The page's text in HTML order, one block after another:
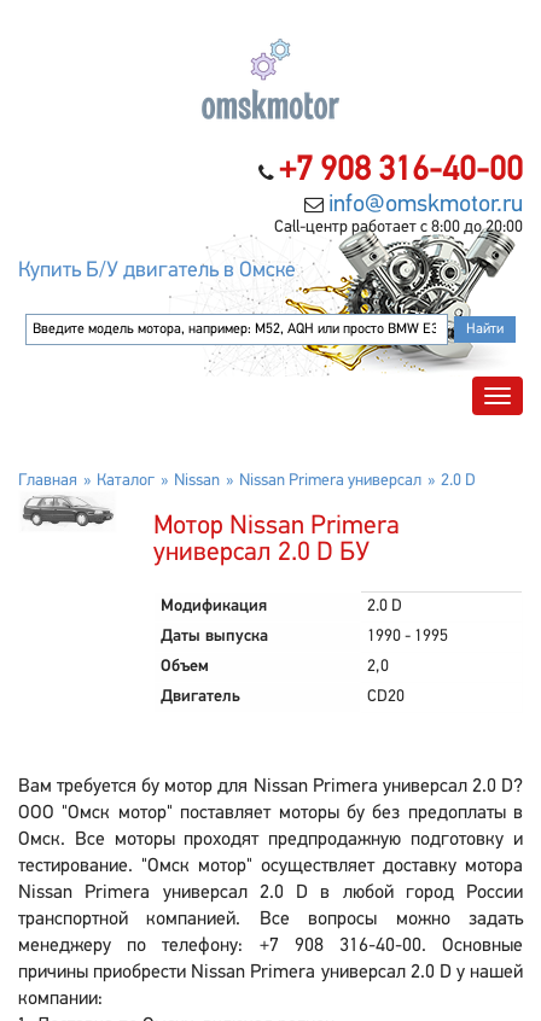
+7 908 316-40-00
info@omskmotor.ru
Call-центр работает с 8:00 до 20:00
Купить Б/У двигатель в Омске
Главная Каталог Nissan Nissan Primera универсал 2.0 D
Мотор Nissan Primera
универсал 2.0 D БУ
Модификация
2.0 D
Даты выпуска
1990 - 1995
Объем
2,0
Двигатель
CD20
Вам требуется бу мотор для Nissan Primera универсал 2.0 D?
ООО "Омск мотор" поставляет моторы бу без предоплаты в
Омск. Все моторы проходят предпродажную подготовку и
тестирование. "Омск мотор" осуществляет доставку мотора
Nissan Primera универсал 2.0 D в любой город России
транспортной компанией. Все вопросы можно задать
менеджеру по телефону: +7 908 316-40-00. Основные
причины приобрести Nissan Primera универсал 2.0 D у нашей
компании: